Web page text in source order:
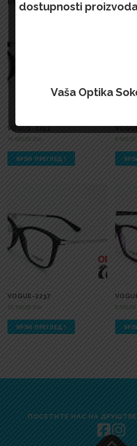
VOGUE-2251
10.600,00 Din.
БРЗИ ПРЕГЛЕД !
8.900,00
VOGUE-2237
10.100,00 Din.
БРЗИ ПРЕГЛЕД !
8.900,00
ПОСЕТИТЕ НАС НА
dostupnosti
Vaša Optika